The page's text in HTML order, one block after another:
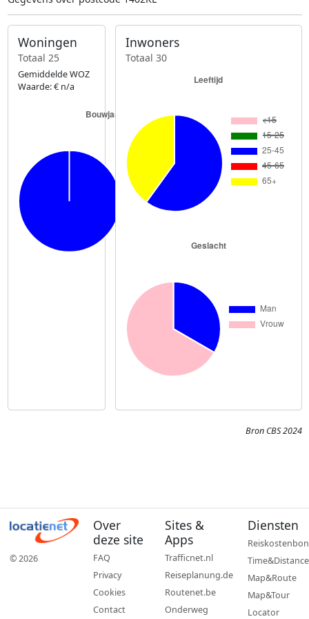
Woningen
Totaal 25
Gemiddelde WOZ
Waarde: € n/a
Inwoners
Totaal 30
Bron CBS 2024
© 2026
Over
deze site
FAQ
Privacy
Cookies
Contact
Sites &
Apps
Trafficnet.nl
Reiseplanung.de
Routenet.be
Onderweg
Diensten
Reiskostenbon
Time&Distance
Map&Route
Map&Tour
Locator